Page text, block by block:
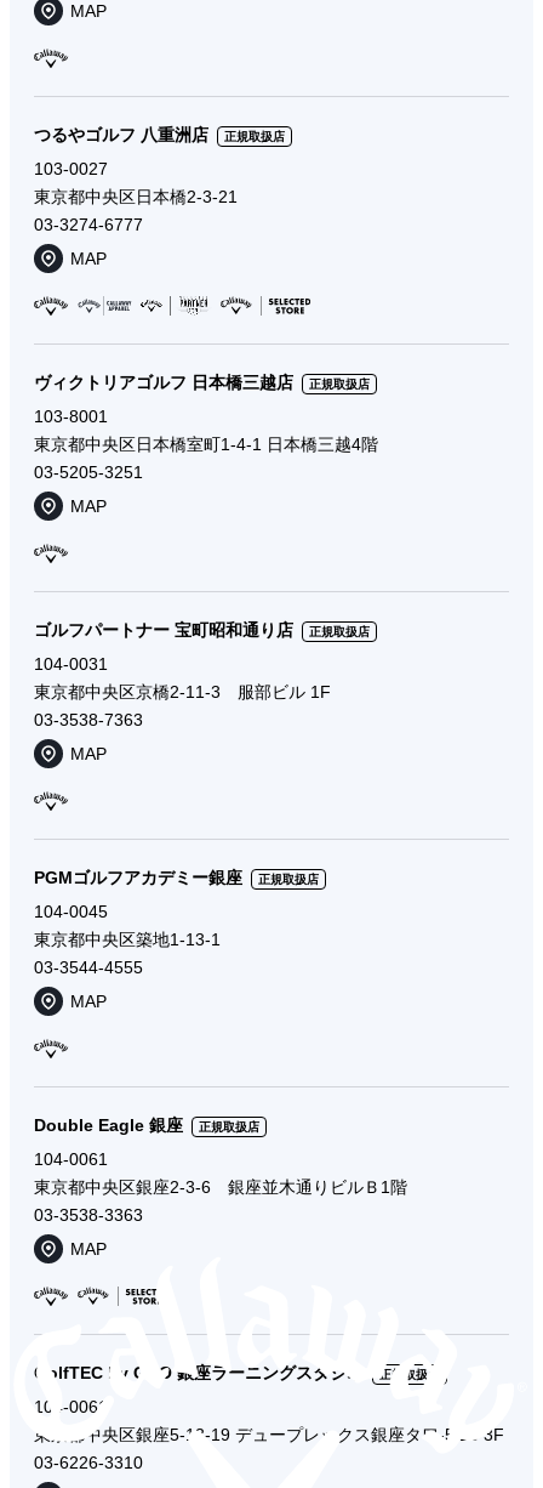
MAP
つるやゴルフ 八重洲店 正規取扱店
103-0027
東京都中央区日本橋2-3-21
03-3274-6777
MAP
ヴィクトリアゴルフ 日本橋三越店 正規取扱店
103-8001
東京都中央区日本橋室町1-4-1 日本橋三越4階
03-5205-3251
MAP
ゴルフパートナー 宝町昭和通り店 正規取扱店
104-0031
東京都中央区京橋2-11-3 服部ビル 1F
03-3538-7363
MAP
PGMゴルフアカデミー銀座 正規取扱店
104-0045
東京都中央区築地1-13-1
03-3544-4555
MAP
Double Eagle 銀座 正規取扱店
104-0061
東京都中央区銀座2-3-6 銀座並木通りビルＢ1階
03-3538-3363
MAP
GolfTEC by GDO 銀座ラーニングスタジオ 正規取扱店
104-0061
東京都中央区銀座5-13-19 デュープレックス銀座タワ-5/13 3F
03-6226-3310